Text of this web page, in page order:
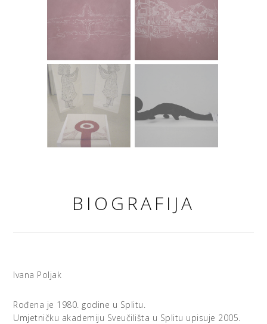
BIOGRAFIJA
Ivana Poljak
Rođena je 1980. godine u Splitu.
Umjetničku akademiju Sveučilišta u Splitu upisuje 2005.